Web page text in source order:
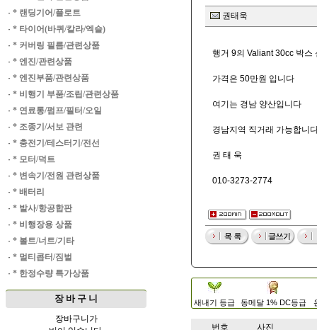
· * 랜딩기어/플로트
· * 타이어(바퀴/칼라/엑슬)
· * 커버링 필름/관련상품
· * 엔진/관련상품
· * 엔진부품/관련상품
· * 비행기 부품/조립/관련상품
· * 연료통/펌프/필터/오일
· * 조종기/서보 관련
· * 충전기/테스터기/전선
· * 모터/덕트
· * 변속기/전원 관련상품
· * 배터리
· * 발사/항공합판
· * 비행장용 상품
· * 볼트/너트/기타
· * 멀티콥터/짐벌
· * 한정수량 특가상품
장 바 구 니
장바구니가
권태욱
행거 9의 Valiant 30cc 박스
가격은 50만원 입니다
여기는 경남 양산입니다
경남지역 직거래 가능합니
권 태 욱
010-3273-2774
새내기 등급 동메달 1% DC등급
번호
사진